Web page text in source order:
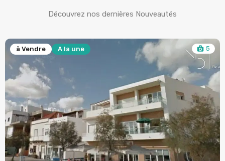
Découvrez nos dernières Nouveautés
à Vendre 5